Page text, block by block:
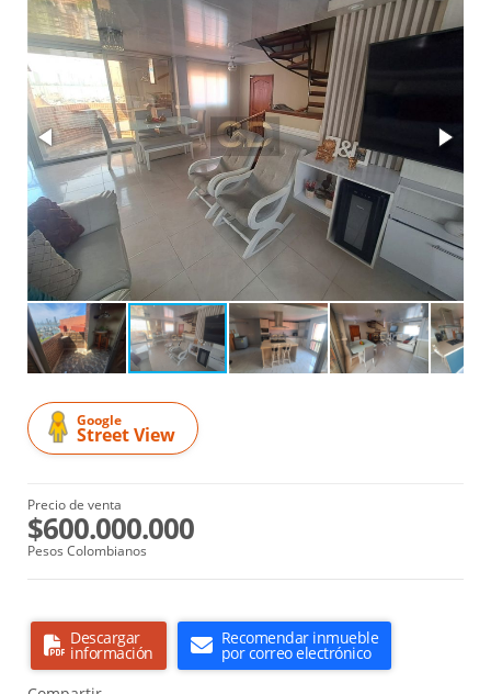
Google
Street View
Precio de venta
$600.000.000
Pesos Colombianos
Descargar
información
Recomendar inmueble
por correo electrónico